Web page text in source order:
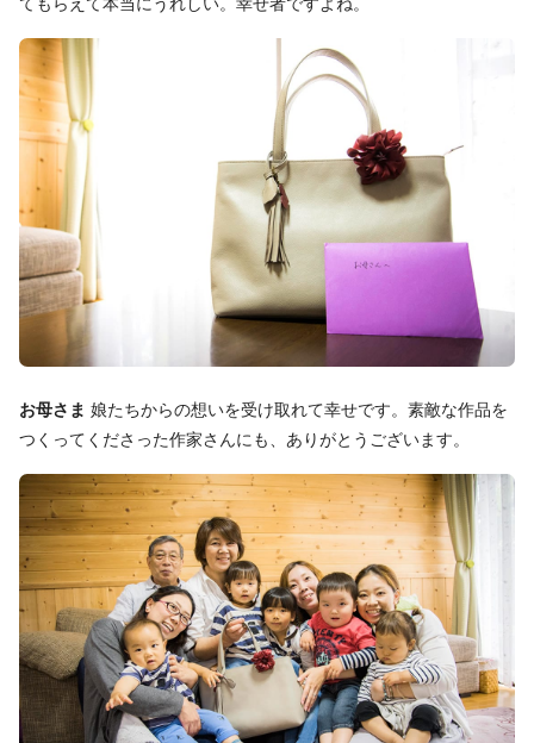
お母さま 娘たちからの想いを受け取れて幸せです。素敵な作品を
つくってくださった作家さんにも、ありがとうございます。